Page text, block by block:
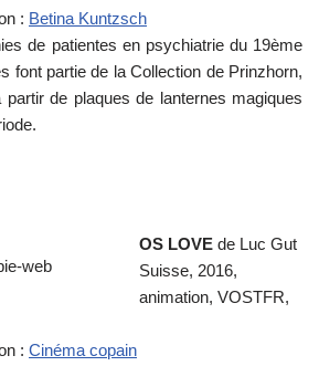
: Betina Kuntzsch
de patientes en psychiatrie du 19ème
font partie de la Collection de Prinzhorn,
de plaques de lanternes magiques
OS LOVE de Luc Gut
Suisse, 2016,
animation, VOSTFR,
: Cinéma copain